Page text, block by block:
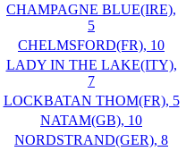
CHAMPAGNE BLUE(IRE),
5
CHELMSFORD(FR), 10
LADY IN THE LAKE(ITY),
7
LOCKBATAN THOM(FR), 5
NATAM(GB), 10
NORDSTRAND(GER), 8